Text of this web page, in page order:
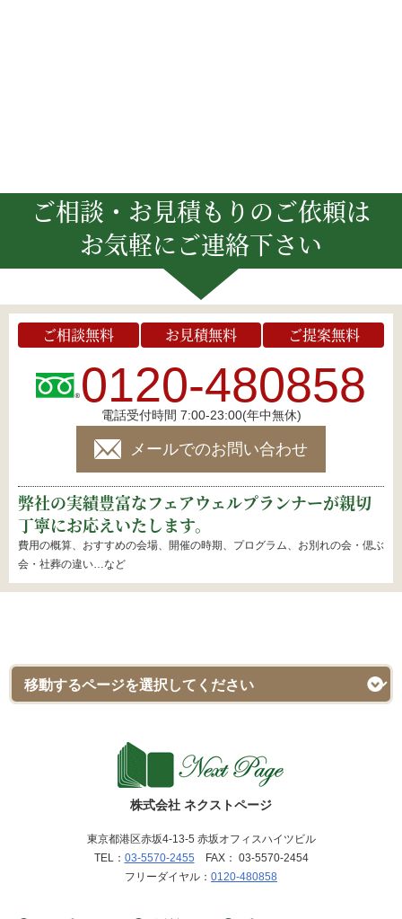
ご相談・お見積もりのご依頼は
お気軽にご連絡下さい
ご相談無料 お見積無料 ご提案無料
0120-480858
電話受付時間 7:00-23:00(年中無休)
メールでのお問い合わせ
弊社の実績豊富なフェアウェルプランナーが親切
丁寧にお応えいたします。
費用の概算、おすすめの会場、開催の時期、プログラム、お別れの会・偲ぶ
会・社葬の違い…など
株式会社 ネクストページ
東京都港区赤坂4-13-5 赤坂オフィスハイツビル
TEL： 03-5570-2455 FAX： 03-5570-2454
フリーダイヤル： 0120-480858